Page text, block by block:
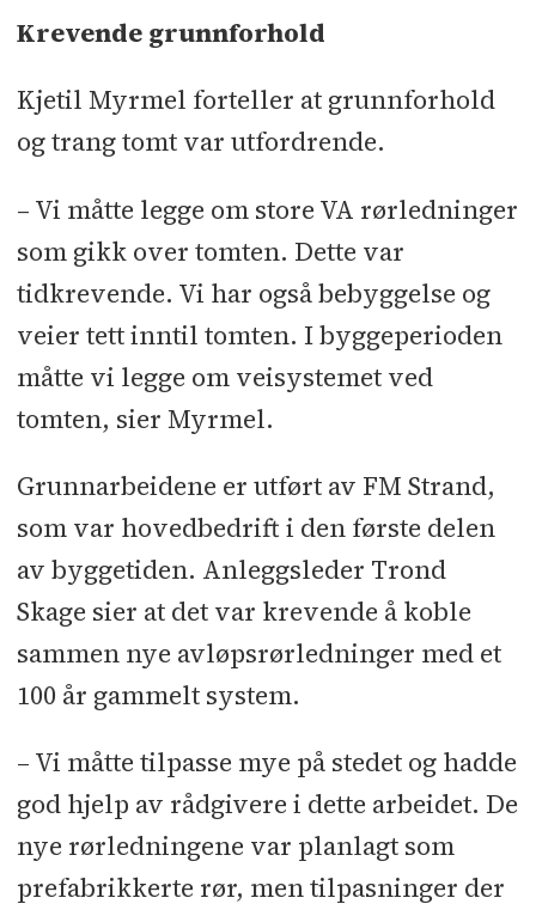
Krevende grunnforhold
Kjetil Myrmel forteller at grunnforhold
og trang tomt var utfordrende.
– Vi måtte legge om store VA rørledninger
som gikk over tomten. Dette var
tidkrevende. Vi har også bebyggelse og
veier tett inntil tomten. I byggeperioden
måtte vi legge om veisystemet ved
tomten, sier Myrmel.
Grunnarbeidene er utført av FM Strand,
som var hovedbedrift i den første delen
av byggetiden. Anleggsleder Trond
Skage sier at det var krevende å koble
sammen nye avløpsrørledninger med et
100 år gammelt system.
– Vi måtte tilpasse mye på stedet og hadde
god hjelp av rådgivere i dette arbeidet. De
nye rørledningene var planlagt som
prefabrikkerte rør, men tilpasninger der